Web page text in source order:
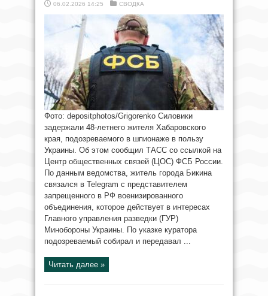
06.02.2026 14:25 СВОДКА
Фото: depositphotos/Grigorenko Силовики
задержали 48-летнего жителя Хабаровского
края, подозреваемого в шпионаже в пользу
Украины. Об этом сообщил ТАСС со ссылкой на
Центр общественных связей (ЦОС) ФСБ России.
По данным ведомства, житель города Бикина
связался в Telegram с представителем
запрещенного в РФ военизированного
объединения, которое действует в интересах
Главного управления разведки (ГУР)
Минобороны Украины. По указке куратора
подозреваемый собирал и передавал ...
Читать далее »